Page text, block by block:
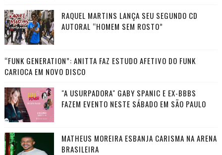
RAQUEL MARTINS LANÇA SEU SEGUNDO CD
AUTORAL “HOMEM SEM ROSTO”
“FUNK GENERATION”: ANITTA FAZ ESTUDO AFETIVO DO FUNK
CARIOCA EM NOVO DISCO
"A USURPADORA" GABY SPANIC E EX-BBBS
FAZEM EVENTO NESTE SÁBADO EM SÃO PAULO
MATHEUS MOREIRA ESBANJA CARISMA NA ARENA
BRASILEIRA